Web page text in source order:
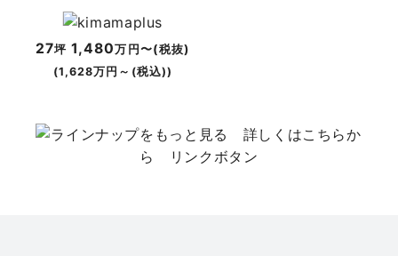
27坪1,480万円〜(税抜)
(1,628万円～(税込))